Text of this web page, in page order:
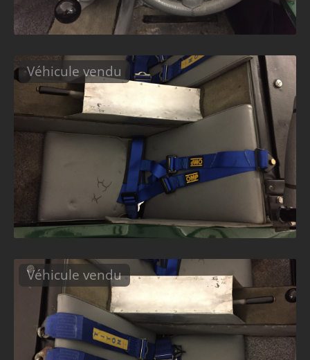
Véhicule vendu
Véhicule vendu